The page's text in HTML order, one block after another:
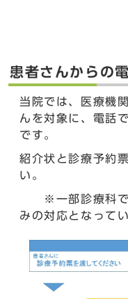
患者さんからの
当院では、医療機
んを対象に、電話
です。
紹介状と診療予約
い。
※一部診療科で
みの対応となって